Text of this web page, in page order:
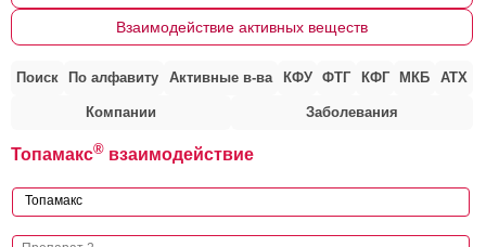
Взаимодействие активных веществ
Поиск По алфавиту Активные в-ва КФУ ФТГ КФГ МКБ АТХ
Компании Заболевания
Топамакс® взаимодействие